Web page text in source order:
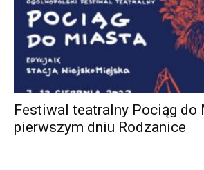
Festiwal teatralny Pociąg do
pierwszym dniu Rodzanice